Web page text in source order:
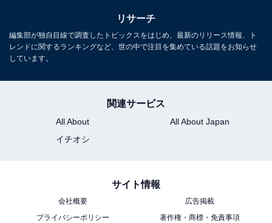
そんな目で見ないで……！ 私はバイトなんです
そして、客に分かってほしかったバイト側の事情。
リサーチ
編集部が独自目線で調査したトピックスをはじめ、最新のリリース情報、ト
レンドに関するランキングなど、世の中で注目を集めている話題をお知らせ
しています。
関連サービス
All About
All About Japan
イチオシ
サイト情報
会社概要
広告掲載
プライバシーポリシー
著作権・商標・免責事項